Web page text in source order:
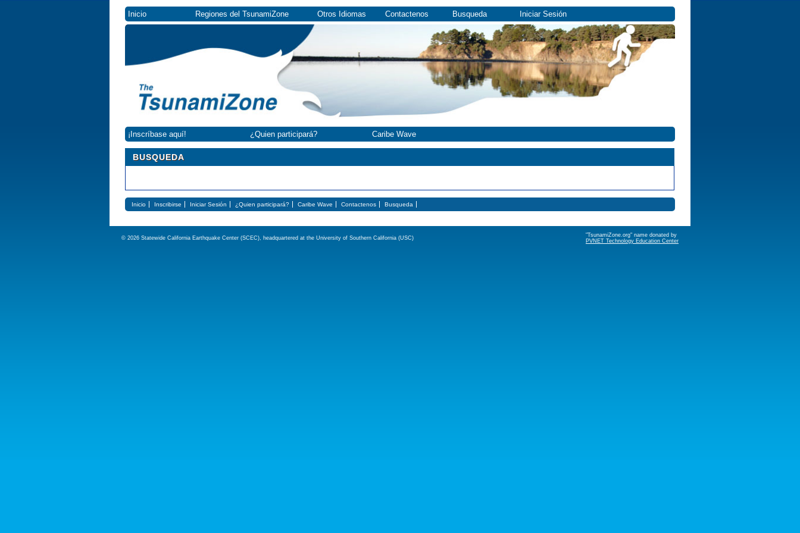
Inicio Regiones del TsunamiZone Otros Idiomas Contactenos Busqueda Iniciar Sesión
¡Inscríbase aquí! ¿Quien participará? Caribe Wave
BUSQUEDA
Inicio Inscribirse Iniciar Sesión ¿Quien participará? Caribe Wave Contactenos Busqueda
© 2026 Statewide California Earthquake Center (SCEC), headquartered at the University of Southern California (USC)
"TsunamiZone.org" name donated by
PVNET Technology Education Center